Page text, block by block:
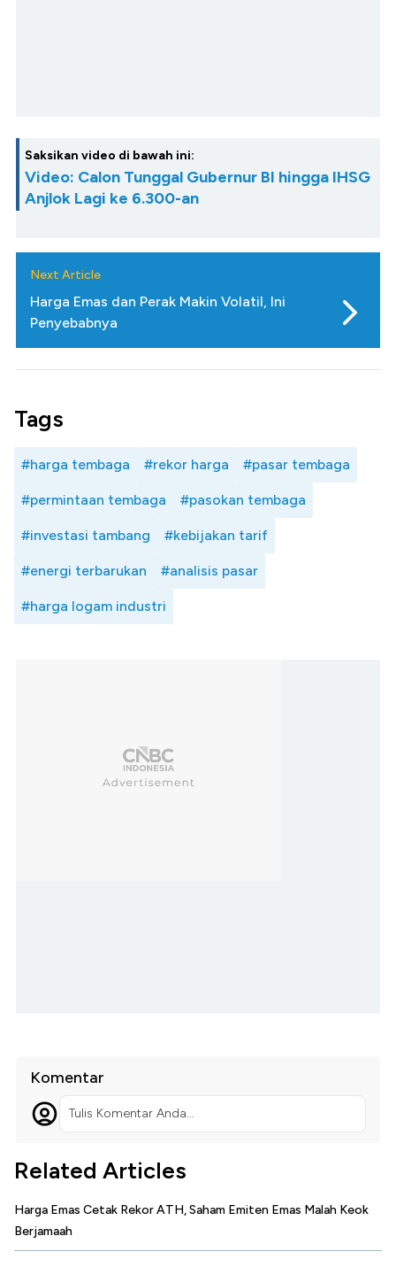
Saksikan video di bawah ini:
Video: Calon Tunggal Gubernur BI hingga IHSG
Anjlok Lagi ke 6.300-an
Next Article
Harga Emas dan Perak Makin Volatil, Ini
Penyebabnya
Tags
#harga tembaga #rekor harga #pasar tembaga
#permintaan tembaga #pasokan tembaga
#investasi tambang #kebijakan tarif
#energi terbarukan #analisis pasar
#harga logam industri
Komentar
Tulis Komentar Anda...
Related Articles
Harga Emas Cetak Rekor ATH, Saham Emiten Emas Malah Keok
Berjamaah